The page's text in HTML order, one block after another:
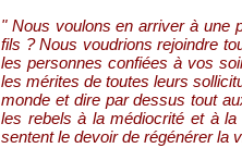
" Nous voulons en arriver à une
fils ? Nous voudrions rejoindre
les personnes confiées à vos
les mérites de toutes leurs
monde et dire par dessus tout
les rebels à la médiocrité et à
sentent le devoir de régénérer la